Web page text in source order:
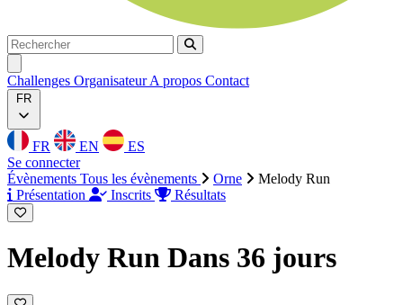
Rechercher
Rechercher
Challenges OrganisateurA propos Contact
FR
FR EN
ES
Se connecter
Évènements Tous les évènements Orne
Melody Run
Présentation
Inscrits Résultats
Melody Run Dans 36 jours